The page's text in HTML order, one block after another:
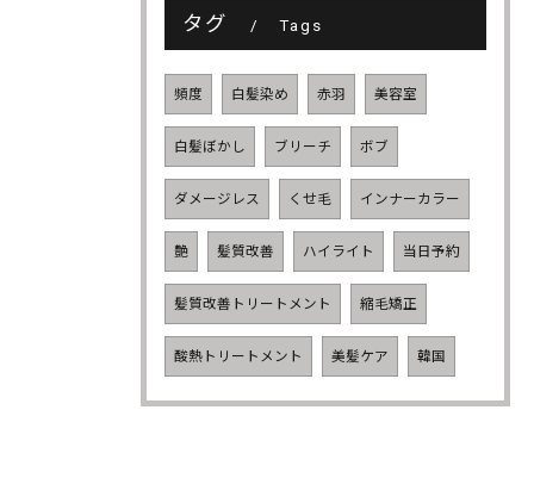
タグ Tags
頻度 白髪染め 赤羽 美容室
白髪ぼかし ブリーチ ボブ
ダメージレス くせ毛 インナーカラー
艶 髪質改善 ハイライト 当日予約
髪質改善トリートメント 縮毛矯正
酸熱トリートメント 美髪ケア 韓国